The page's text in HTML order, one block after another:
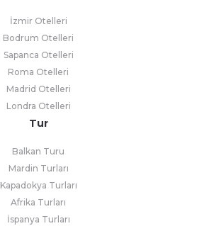
İzmir Otelleri
Bodrum Otelleri
Sapanca Otelleri
Roma Otelleri
Madrid Otelleri
Londra Otelleri
Tur
Balkan Turu
Mardin Turları
Kapadokya Turları
Afrika Turları
İspanya Turları